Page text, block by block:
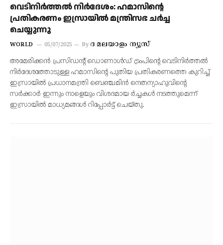
വെടിനിര്‍ത്തല്‍ നിര്‍ദേശം: ഹമാസിന്റെ
പ്രതികരണം ഇസ്രായില്‍ മന്ത്രിസഭ ചര്‍ച്ച
ചെയ്യുന്നു
WORLD 05/07/2025 By ദ മലയാളം ന്യൂസ്
അമേരിക്കന്‍ പ്രസിഡന്റ് ഡൊണാള്‍ഡ് ട്രംപിന്റെ വെടിനിര്‍ത്തല്‍
നിര്‍ദേശത്തോടുള്ള ഹമാസിന്റെ പുതിയ പ്രതികരണത്തെ കുറിച്ച്
ഇസ്രായില്‍ പ്രധാനമന്ത്രി ബെഞ്ചമിന്‍ നെതന്യാഹുവിന്റെ
സര്‍ക്കാര്‍ ഇന്നും നാളെയും വിശദമായ ര്‍ച്ചകള്‍ നടത്തുമെന്ന്
ഇസ്രായില്‍ മാധ്യമങ്ങള്‍ റിപ്പോര്‍ട്ട് ചെയ്തു.